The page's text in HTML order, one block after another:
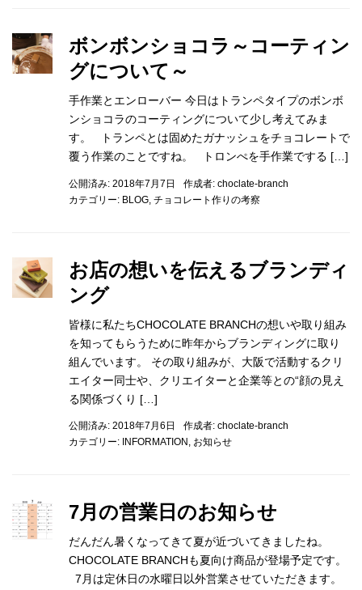
ボンボンショコラ～コーティン
グについて～
手作業とエンローバー 今日はトランペタイプのボンボ
ンショコラのコーティングについて少し考えてみま
す。 トランペとは固めたガナッシュをチョコレートで
覆う作業のことですね。 トロンぺを手作業でする […]
公開済み: 2018年7月7日 作成者: choclate-branch
カテゴリー: BLOG チョコレート作りの考察
お店の想いを伝えるブランディ
ング
皆様に私たちCHOCOLATE BRANCHの想いや取り組み
を知ってもらうために昨年からブランディングに取り
組んでいます。 その取り組みが、大阪で活動するクリ
エイター同士や、クリエイターと企業等との“顔の見え
る関係づくり […]
公開済み: 2018年7月6日 作成者: choclate-branch
カテゴリー: INFORMATION , お知らせ
7月の営業日のお知らせ
だんだん暑くなってきて夏が近づいてきましたね。
CHOCOLATE BRANCHも夏向け商品が登場予定です。
7月は定休日の水曜日以外営業させていただきます。